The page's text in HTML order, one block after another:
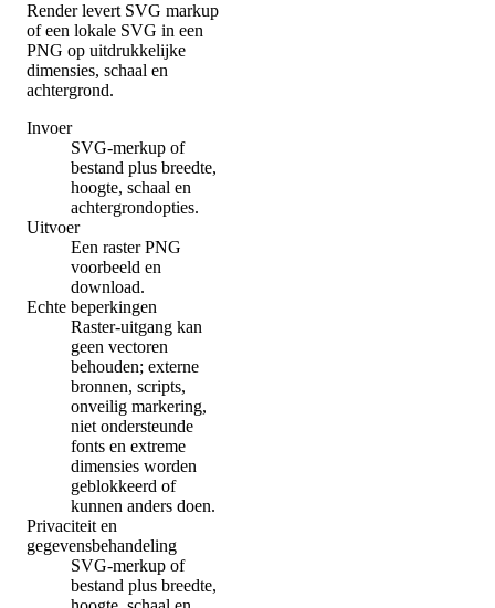
Render levert SVG markup
of een lokale SVG in een
PNG op uitdrukkelijke
dimensies, schaal en
achtergrond.
Invoer
SVG-merkup of
bestand plus breedte,
hoogte, schaal en
achtergrondopties.
Uitvoer
Een raster PNG
voorbeeld en
download.
Echte beperkingen
Raster-uitgang kan
geen vectoren
behouden; externe
bronnen, scripts,
onveilig markering,
niet ondersteunde
fonts en extreme
dimensies worden
geblokkeerd of
kunnen anders doen.
Privaciteit en
gegevensbehandeling
SVG-merkup of
bestand plus breedte,